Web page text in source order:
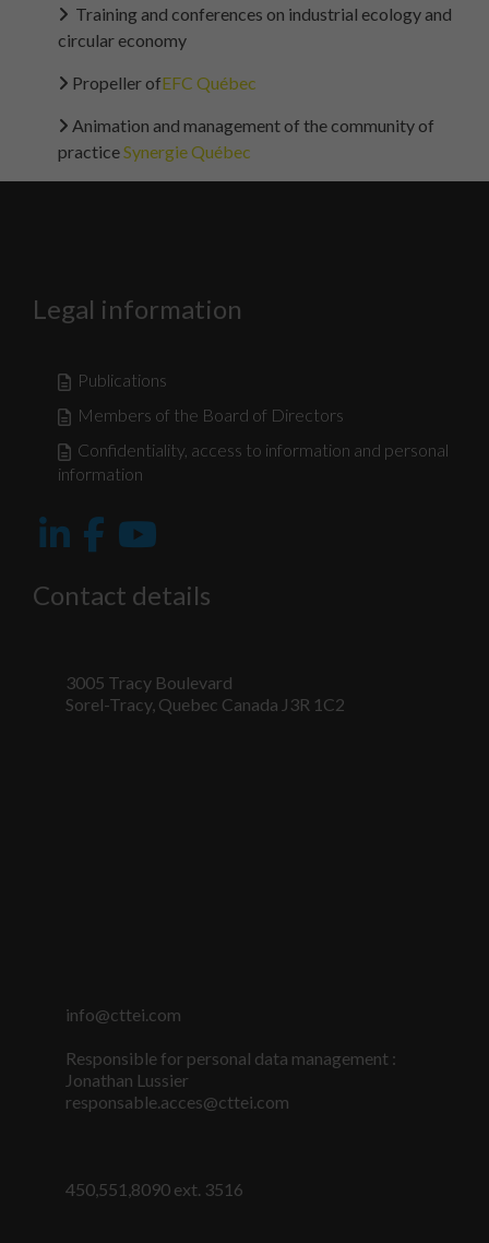
Training and conferences on industrial ecology and
circular economy
Propeller ofEFC Québec
Animation and management of the community of
practiceSynergie Québec
Legal information
Publications
Members of the Board of Directors
Confidentiality, access to information and personal
information
Contact details
3005 Tracy Boulevard
Sorel-Tracy, Quebec Canada J3R 1C2
info@cttei.com
Responsible for personal data management :
Jonathan Lussier
responsable.acces@cttei.com
450,551,8090 ext. 3516
Ces fichiers